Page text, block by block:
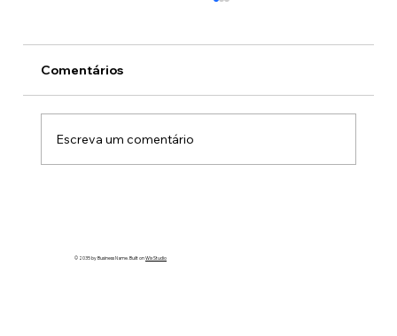
Comentários
Escreva um comentário
© 2035 by Business Name. Built onWix Studio